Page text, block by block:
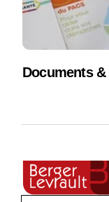
Documents